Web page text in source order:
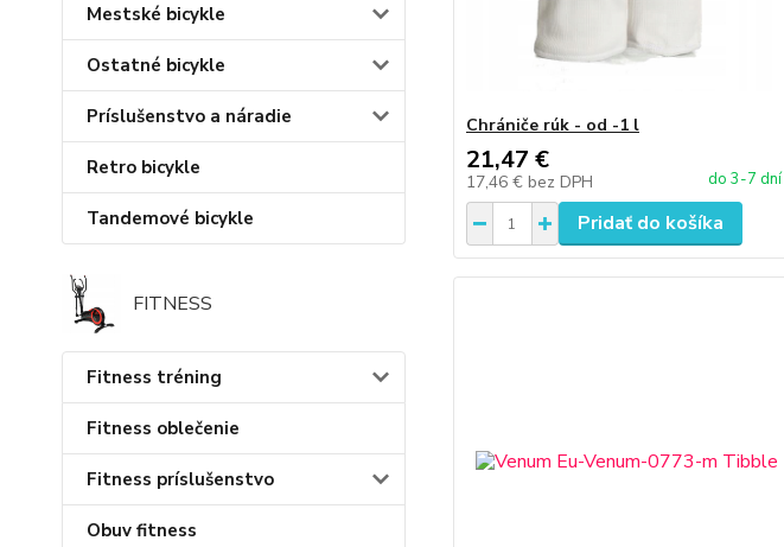
Mestské bicykle
Ostatné bicykle
Príslušenstvo a náradie
Retro bicykle
Tandemové bicykle
FITNESS
Fitness tréning
Fitness oblečenie
Fitness príslušenstvo
Obuv fitness
Chrániče rúk - od -1 l
21,47 €
17,46 € bez DPH do 3-7 dní
Pridať do košíka